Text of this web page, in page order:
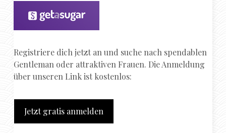
Registriere dich jetzt an und suche nach spendablen
Gentleman oder attraktiven Frauen. Die Anmeldung
über unseren Link ist kostenlos:
Jetzt gratis anmelden